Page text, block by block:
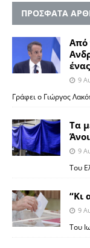
ΠΡΟΣΦΑΤΑ
Από
9
Γράφει ο Γιώργος
Τα
9
Του
“Κι
9
Toυ